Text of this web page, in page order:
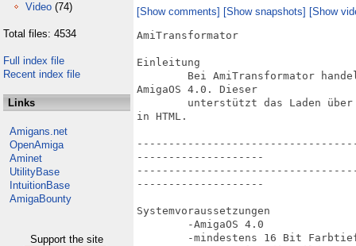
Video (74)
Total files: 4534
Full index file
Recent index file
Links
Amigans.net
OpenAmiga
Aminet
UtilityBase
IntuitionBase
AmigaBounty
Support the site
[Show comments] [Show snapshots] [Show
AmiTransformator
Einleitung
AmigaOS 4.0. Dieser
in HTML.
--------------------
--------------------
Systemvoraussetzungen